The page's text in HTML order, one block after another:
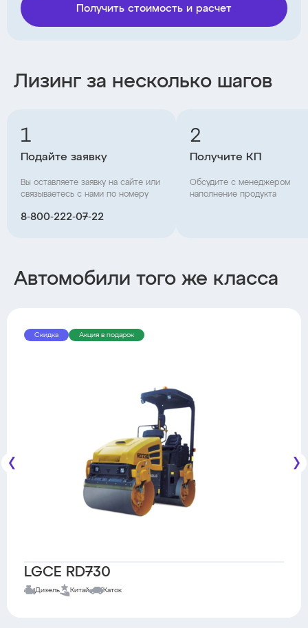
Получить стоимость и расчет
Лизинг за несколько шагов
1
Подайте заявку
Вы оставляете заявку на сайте или
связываетесь с нами по номеру
8‑800‑222‑07‑22
2
Получите КП
Обсудите с менеджером
наполнение продукта
Автомобили того же класса
Скидка Акция в подарок
LGCE RD730
Дизель Китай Каток